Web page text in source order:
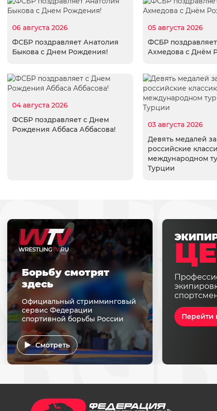
06 августа 2026
ФСБР поздравляет Анатолия
Быкова с Днем Рождения!
05 августа 2026
ФСБР
Ахмедова с Днём
04 августа 2026
ФСБР поздравляет с Днем
Рождения Аббаса Аббасова!
03 августа 2026
Девять медалей
российские
международном
Турции
Перейти
Борьбу смотрят
здесь
Официальный стримминговый
сервис Федерации
спортивной борьбы России
Смотреть